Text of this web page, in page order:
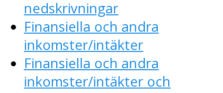
nedskrivningar
Finansiella och andra
inkomster/intäkter
Finansiella och andra
inkomster/intäkter och